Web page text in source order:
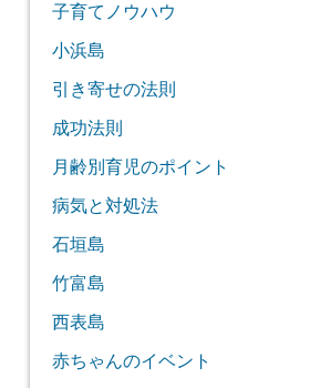
子育てノウハウ
小浜島
引き寄せの法則
成功法則
月齢別育児のポイント
病気と対処法
石垣島
竹富島
西表島
赤ちゃんのイベント